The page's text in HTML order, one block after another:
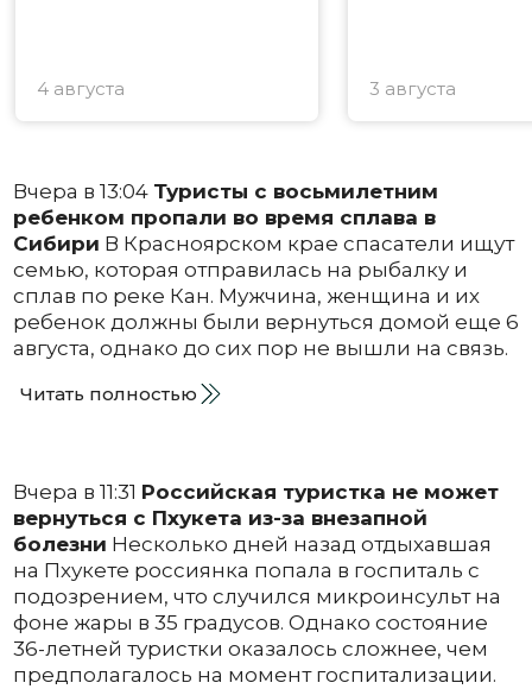
4 августа 3 августа
Вчера в 13:04 Туристы с восьмилетним
ребенком пропали во время сплава в
Сибири В Красноярском крае спасатели ищут
семью, которая отправилась на рыбалку и
сплав по реке Кан. Мужчина, женщина и их
ребенок должны были вернуться домой еще 6
августа, однако до сих пор не вышли на связь.
Читать полностью
Вчера в 11:31 Российская туристка не может
вернуться с Пхукета из-за внезапной
болезни Несколько дней назад отдыхавшая
на Пхукете россиянка попала в госпиталь с
подозрением, что случился микроинсульт на
фоне жары в 35 градусов. Однако состояние
36-летней туристки оказалось сложнее, чем
предполагалось на момент госпитализации.